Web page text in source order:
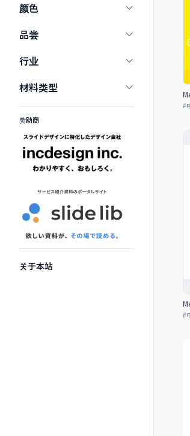
颜色
品尝
行业
材料类型
赞助商
关于本站
#
#